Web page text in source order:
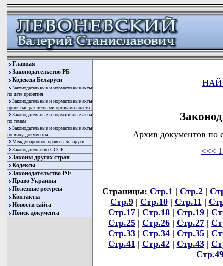
Главная
Законодательство РБ
Кодексы Беларуси
Законодательные и нормативные акты
по дате принятия
Законодательные и нормативные акты
принятые различными органами власти
Законодательные и нормативные акты
по темам
Законодательные и нормативные акты
по виду документы
Международное право в Беларуси
Законодательство СССР
Законы других стран
Кодексы
Законодательство РФ
Право Украины
Полезные ресурсы
Контакты
Новости сайта
Поиск документа
Архив документов по
<<<
Страницы: Стр.1 | Стр.2|
Стр.9| Стр.10| Стр.11 |
Стр.17| Стр.18| Стр.19|
Стр.25| Стр.26| Стр.27|
Стр.33| Стр.34| Стр.35|
Стр.41 | Стр.42| Стр.43|
Стр.49